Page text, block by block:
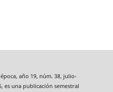
año 19, núm. 38, julio-
es una publicación semestral